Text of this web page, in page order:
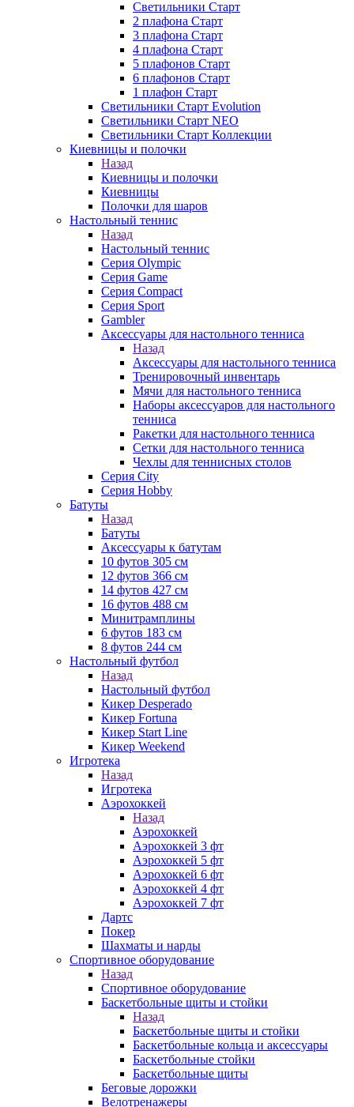
Светильники Старт
2 плафона Старт
3 плафона Старт
4 плафона Старт
5 плафонов Старт
6 плафонов Старт
1 плафон Старт
Светильники Старт Evolution
Светильники Старт NEO
Светильники Старт Коллекции
Киевницы и полочки
Назад
Киевницы и полочки
Киевницы
Полочки для шаров
Настольный теннис
Назад
Настольный теннис
Серия Olympic
Серия Game
Серия Compact
Серия Sport
Gambler
Аксессуары для настольного тенниса
Назад
Аксессуары для настольного тенниса
Тренировочный инвентарь
Мячи для настольного тенниса
Наборы аксессуаров для настольного
тенниса
Ракетки для настольного тенниса
Сетки для настольного тенниса
Чехлы для теннисных столов
Серия City
Серия Hobby
Батуты
Назад
Батуты
Аксессуары к батутам
10 футов 305 см
12 футов 366 см
14 футов 427 см
16 футов 488 см
Минитрамплины
6 футов 183 см
8 футов 244 см
Настольный футбол
Назад
Настольный футбол
Кикер Desperado
Кикер Fortuna
Кикер Start Line
Кикер Weekend
Игротека
Назад
Игротека
Аэрохоккей
Назад
Аэрохоккей
Аэрохоккей 3 фт
Аэрохоккей 5 фт
Аэрохоккей 6 фт
Аэрохоккей 4 фт
Аэрохоккей 7 фт
Дартс
Покер
Шахматы и нарды
Спортивное оборудование
Назад
Спортивное оборудование
Баскетбольные щиты и стойки
Назад
Баскетбольные щиты и стойки
Баскетбольные кольца и аксессуары
Баскетбольные стойки
Баскетбольные щиты
Беговые дорожки
Велотренажеры